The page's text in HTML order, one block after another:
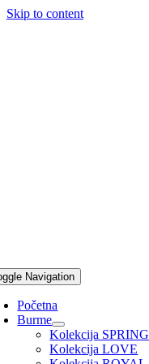
Skip to content
Navigation
Početna
Burme
Kolekcija SPRING
Kolekcija LOVE